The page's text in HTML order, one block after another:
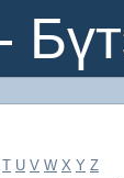
T U V W X Y Z